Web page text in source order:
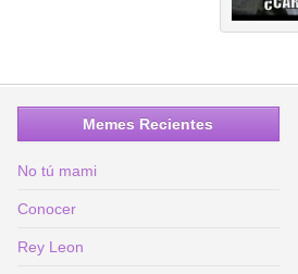
Memes Recientes
No tú mami
Conocer
Rey Leon